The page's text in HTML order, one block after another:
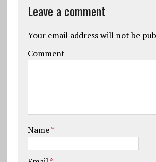
Leave a comment
Your email address will not be
Comment
Name*